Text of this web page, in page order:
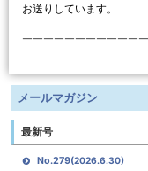
お送りしています。
￣￣￣￣￣￣￣￣￣￣￣
メールマガジン
最新号
No.279(2026.6.30)